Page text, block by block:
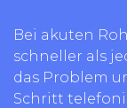
Bei akuten
schneller als
das Problem
Schritt